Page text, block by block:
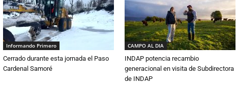
Informando Primero
Cerrado durante esta jornada el Paso
Cardenal Samoré
CAMPO AL DIA
INDAP potencia recambio
generacional en visita de Subdirectora
de INDAP